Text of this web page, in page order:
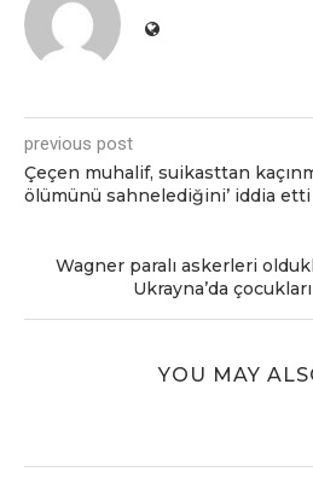
previous post
Çeçen muhalif, suikasttan
ölümünü sahnelediğini’ iddia etti
Wagner paralı askerleri
Ukrayna’da
YOU MAY